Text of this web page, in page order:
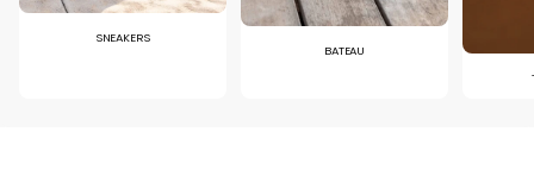
SNEAKERS
BATEAU